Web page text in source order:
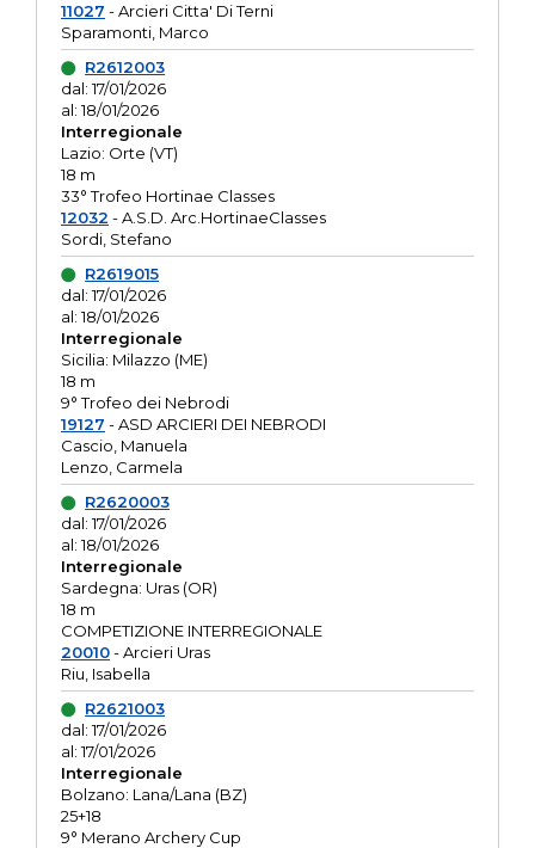
11027 - Arcieri Citta' Di Terni
Sparamonti, Marco
R2612003
dal: 17/01/2026
al: 18/01/2026
Interregionale
Lazio: Orte (VT)
18 m
33° Trofeo Hortinae Classes
12032 - A.S.D. Arc.HortinaeClasses
Sordi, Stefano
R2619015
dal: 17/01/2026
al: 18/01/2026
Interregionale
Sicilia: Milazzo (ME)
18 m
9° Trofeo dei Nebrodi
19127 - ASD ARCIERI DEI NEBRODI
Cascio, Manuela
Lenzo, Carmela
R2620003
dal: 17/01/2026
al: 18/01/2026
Interregionale
Sardegna: Uras (OR)
18 m
COMPETIZIONE INTERREGIONALE
20010- Arcieri Uras
Riu, Isabella
R2621003
dal: 17/01/2026
al: 17/01/2026
Interregionale
Bolzano: Lana/Lana (BZ)
25+18
9° Merano Archery Cup